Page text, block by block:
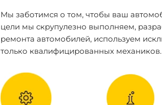
Мы заботимся о том, чтобы ваш
цели мы скрупулезно выполняем,
ремонта автомобилей, используем
только квалифицированных механиков.